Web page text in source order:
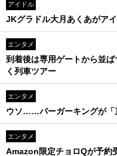
アイドル
JKグラドル大月あくあがア
エンタメ
到着後は専用ゲートから並
く列車ツアー
エンタメ
ウソ……バーガーキングが「
エンタメ
Amazon限定チョロQが予約